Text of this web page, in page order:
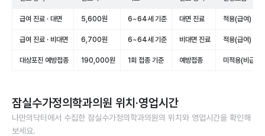
급여 진료 · 대면 5,600원 6~64세 기준 대면 진료 적용(급여)
급여 진료 · 비대면 6,700원 6~64세 기준 비대면 진료 적용(급여)
대상포진 예방접종 190,000원 1회 접종 기준 예방접종 미적용(비급여)
잠실수가정의학과의원 위치·영업시간
나만의닥터에서 수집한 잠실수가정의학과의원의 위치와 영업시간을 확인해
보세요.